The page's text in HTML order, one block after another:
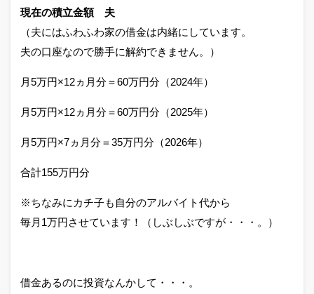
現在の積立金額 夫
（夫にはふわふわ家の借金は内緒にしています。
夫の口座なので勝手に解約できません。）
月5万円×12ヵ月分＝60万円分（2024年）
月5万円×12ヵ月分＝60万円分（2025年）
月5万円×7ヵ月分＝35万円分（2026年）
合計155万円分
※ちなみにカチ子も自分のアルバイト代から
毎月1万円させています！（しぶしぶですが・・・。）
借金あるのに投資なんかして・・・。